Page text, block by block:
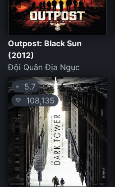
Outpost: Black Sun
(2012)
Đội Quân Địa Ngục
⭐ 5.7
💛 108,135